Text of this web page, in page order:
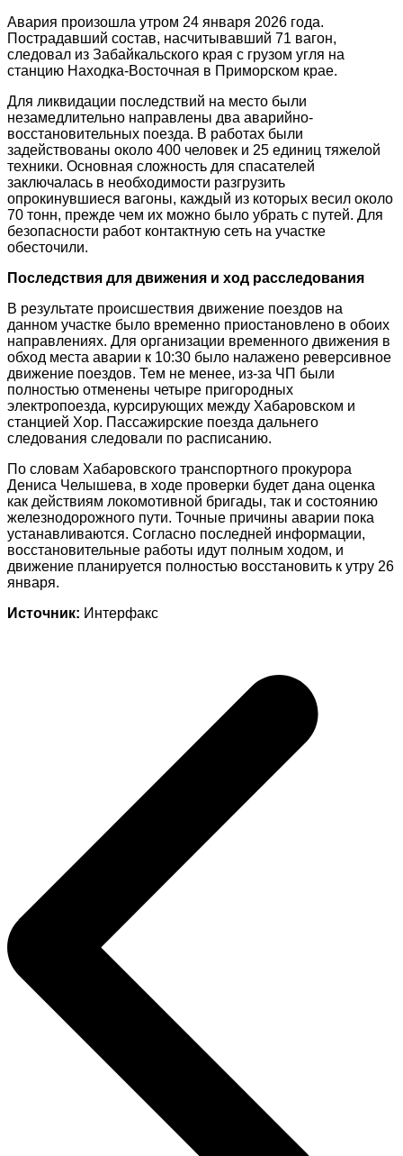
Авария произошла утром 24 января 2026 года.
Пострадавший состав, насчитывавший 71 вагон,
следовал из Забайкальского края с грузом угля на
станцию Находка-Восточная в Приморском крае.
Для ликвидации последствий на место были
незамедлительно направлены два аварийно-
восстановительных поезда. В работах были
задействованы около 400 человек и 25 единиц тяжелой
техники. Основная сложность для спасателей
заключалась в необходимости разгрузить
опрокинувшиеся вагоны, каждый из которых весил около
70 тонн, прежде чем их можно было убрать с путей. Для
безопасности работ контактную сеть на участке
обесточили.
Последствия для движения и ход расследования
В результате происшествия движение поездов на
данном участке было временно приостановлено в обоих
направлениях. Для организации временного движения в
обход места аварии к 10:30 было налажено реверсивное
движение поездов. Тем не менее, из-за ЧП были
полностью отменены четыре пригородных
электропоезда, курсирующих между Хабаровском и
станцией Хор. Пассажирские поезда дальнего
следования следовали по расписанию.
По словам Хабаровского транспортного прокурора
Дениса Челышева, в ходе проверки будет дана оценка
как действиям локомотивной бригады, так и состоянию
железнодорожного пути. Точные причины аварии пока
устанавливаются. Согласно последней информации,
восстановительные работы идут полным ходом, и
движение планируется полностью восстановить к утру 26
января.
Источник: Интерфакс